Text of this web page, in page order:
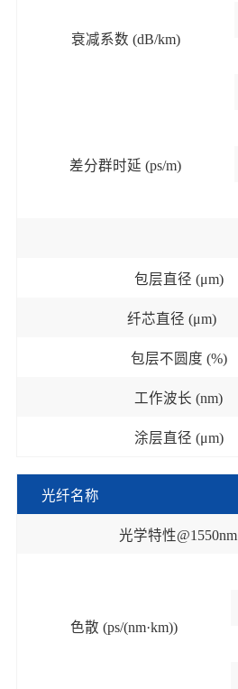
衰减系数 (dB/km)
差分群时延 (ps/m)
包层直径 (μm)
纤芯直径 (μm)
包层不圆度 (%)
工作波长 (nm)
涂层直径 (μm)
光纤名称
光学特性@1550nm
色散 (ps/(nm·km))